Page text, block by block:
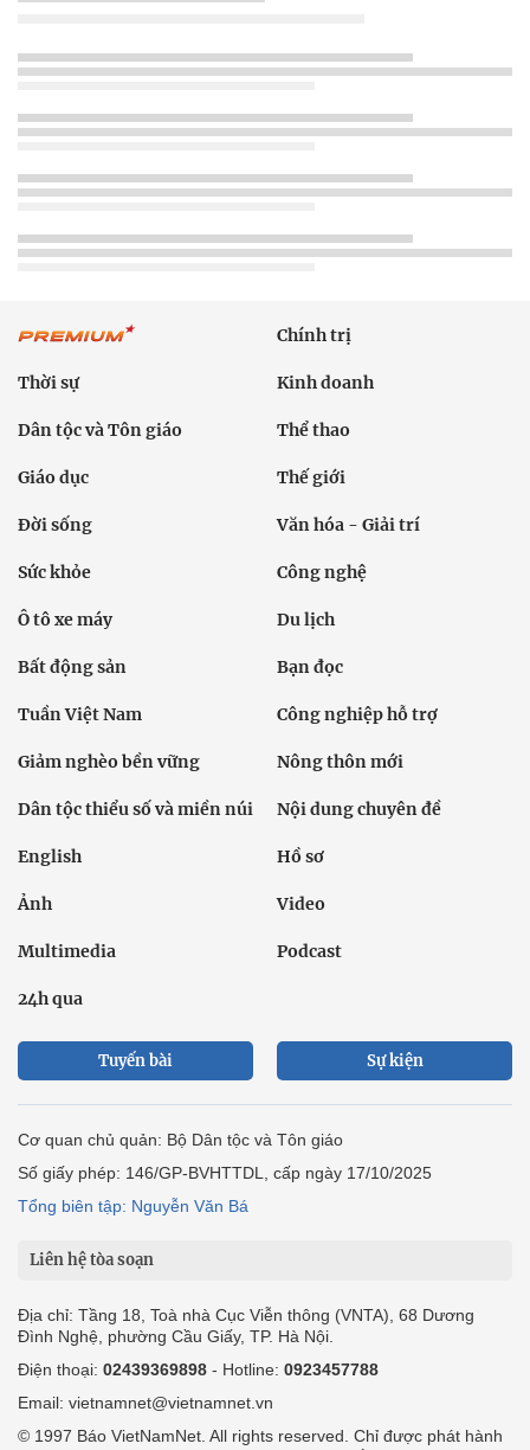
Chính trị
Thời sự Kinh doanh
Dân tộc và Tôn giáo Thể thao
Giáo dục Thế giới
Đời sống Văn hóa - Giải trí
Sức khỏe Công nghệ
Ô tô xe máy Du lịch
Bất động sản Bạn đọc
Tuần Việt Nam Công nghiệp hỗ trợ
Giảm nghèo bền vững Nông thôn mới
Dân tộc thiểu số và miền núi Nội dung chuyên đề
English Hồ sơ
Ảnh Video
Multimedia Podcast
24h qua
Tuyến bài Sự kiện
Cơ quan chủ quản: Bộ Dân tộc và Tôn giáo
Số giấy phép: 146/GP-BVHTTDL, cấp ngày 17/10/2025
Tổng biên tập: Nguyễn Văn Bá
Liên hệ tòa soạn
Địa chỉ: Tầng 18, Toà nhà Cục Viễn thông (VNTA), 68 Dương
Đình Nghệ, phường Cầu Giấy, TP. Hà Nội.
Điện thoại: 02439369898 - Hotline: 0923457788
Email: vietnamnet@vietnamnet.vn
© 1997 Báo VietNamNet. All rights reserved. Chỉ được phát hành